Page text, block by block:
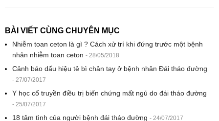
BÀI VIẾT CÙNG CHUYÊN MỤC
Nhiễm toan ceton là gì ? Cách xử trí khi đứng trước một bệnh
nhân nhiễm toan ceton - 28/05/2018
Cảnh báo dấu hiệu tê bì chân tay ở bệnh nhân Đái tháo đường
- 27/07/2017
Y học cổ truyền điều trị biến chứng mất ngủ do đái tháo đường
- 25/07/2017
18 tâm tình của người bệnh đái tháo đường - 24/07/2017